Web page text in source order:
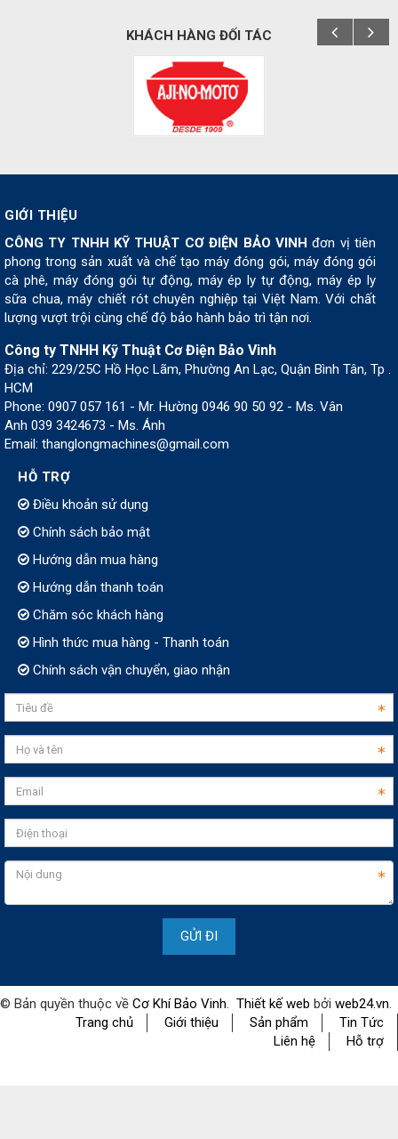
KHÁCH HÀNG ĐỐI TÁC
GIỚI THIỆU
CÔNG TY TNHH KỸ THUẬT CƠ ĐIỆN BẢO VINH đơn vị tiên
phong trong sản xuất và chế tạo máy đóng gói, máy đóng gói
cà phê, máy đóng gói tự động, máy ép ly tự động, máy ép ly
sữa chua, máy chiết rót chuyên nghiệp tại Việt Nam. Với chất
lượng vượt trội cùng chế độ bảo hành bảo trì tận nơi.
Công ty TNHH Kỹ Thuật Cơ Điện Bảo Vinh
Địa chỉ: 229/25C Hồ Học Lãm, Phường An Lạc, Quận Bình Tân, Tp .
HCM
Phone: 0907 057 161 - Mr. Hường 0946 90 50 92 - Ms. Vân
Anh 039 3424673 - Ms. Ánh
Email: thanglongmachines@gmail.com
HỖ TRỢ
Điều khoản sử dụng
Chính sách bảo mật
Hướng dẫn mua hàng
Hướng dẫn thanh toán
Chăm sóc khách hàng
Hình thức mua hàng - Thanh toán
Chính sách vận chuyển, giao nhận
© Bản quyền thuộc về Cơ Khí Bảo Vinh. Thiết kế web bởi web24.vn.
Trang chủ
Giới thiệu Sản phẩm
Tin Tức
Liên hệ
Hỗ trợ